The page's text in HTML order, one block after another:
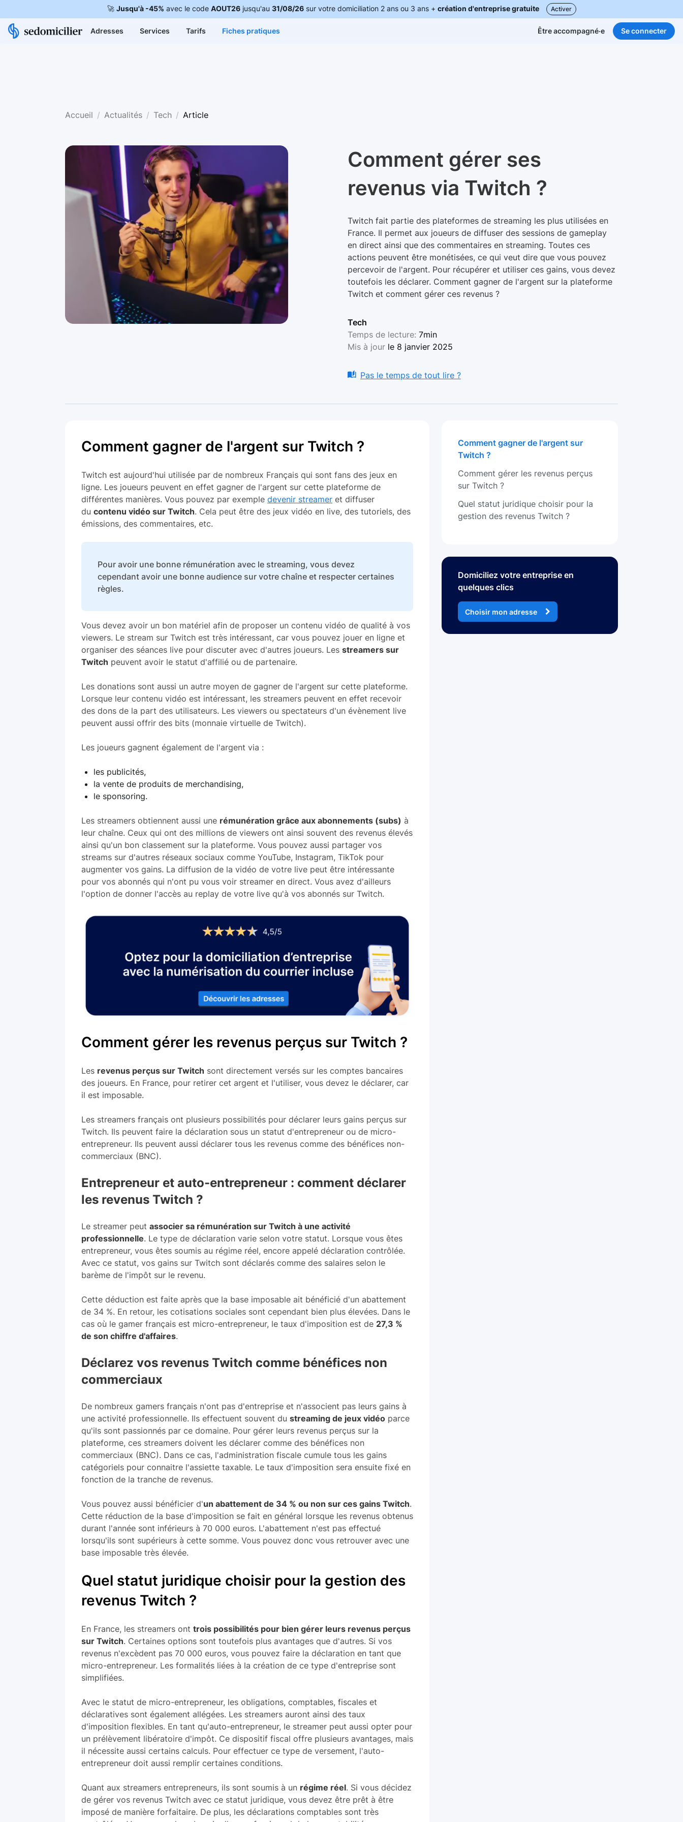
🚀 Jusqu'à -45% avec le code AOUT26jusqu'au 31/08/26sur votre domiciliation 2 ans ou 3 ans + création d'entreprise gratuite Activer
Adresses Services Tarifs Fiches pratiques Être accompagné·e Se connecter
Accueil Actualités Tech Article
Comment gérer ses
revenus via Twitch ?
Twitch fait partie des plateformes de streaming les plus utilisées en
France. Il permet aux joueurs de diffuser des sessions de gameplay
en direct ainsi que des commentaires en streaming. Toutes ces
actions peuvent être monétisées, ce qui veut dire que vous pouvez
percevoir de l'argent. Pour récupérer et utiliser ces gains, vous devez
toutefois les déclarer. Comment gagner de l'argent sur la plateforme
Twitch et comment gérer ces revenus ?
Tech
Temps de lecture: 7min
Mis à jour le 8 janvier 2025
Pas le temps de tout lire ?
Comment gagner de l'argent sur Twitch ?
Twitch est aujourd'hui utilisée par de nombreux Français qui sont fans des jeux en
ligne. Les joueurs peuvent en effet gagner de l'argent sur cette plateforme de
différentes manières. Vous pouvez par exemple devenir streamer et diffuser
du contenu vidéo sur Twitch. Cela peut être des jeux vidéo en live, des tutoriels, des
émissions, des commentaires, etc.
Pour avoir une bonne rémunération avec le streaming, vous devez
cependant avoir une bonne audience sur votre chaîne et respecter certaines
règles.
Vous devez avoir un bon matériel afin de proposer un contenu vidéo de qualité à vos
viewers. Le stream sur Twitch est très intéressant, car vous pouvez jouer en ligne et
organiser des séances live pour discuter avec d'autres joueurs. Les streamers sur
Twitch peuvent avoir le statut d'affilié ou de partenaire.
Les donations sont aussi un autre moyen de gagner de l'argent sur cette plateforme.
Lorsque leur contenu vidéo est intéressant, les streamers peuvent en effet recevoir
des dons de la part des utilisateurs. Les viewers ou spectateurs d'un évènement live
peuvent aussi offrir des bits (monnaie virtuelle de Twitch).
Les joueurs gagnent également de l'argent via :
les publicités,
la vente de produits de merchandising,
le sponsoring.
Les streamers obtiennent aussi une rémunération grâce aux abonnements (subs) à
leur chaîne. Ceux qui ont des millions de viewers ont ainsi souvent des revenus élevés
ainsi qu'un bon classement sur la plateforme. Vous pouvez aussi partager vos
streams sur d'autres réseaux sociaux comme YouTube, Instagram, TikTok pour
augmenter vos gains. La diffusion de la vidéo de votre live peut être intéressante
pour vos abonnés qui n'ont pu vous voir streamer en direct. Vous avez d'ailleurs
l'option de donner l'accès au replay de votre live qu'à vos abonnés sur Twitch.
Comment gérer les revenus perçus sur Twitch ?
Les revenus perçus sur Twitch sont directement versés sur les comptes bancaires
des joueurs. En France, pour retirer cet argent et l'utiliser, vous devez le déclarer, car
il est imposable.
Les streamers français ont plusieurs possibilités pour déclarer leurs gains perçus sur
Twitch. Ils peuvent faire la déclaration sous un statut d'entrepreneur ou de micro-
entrepreneur. Ils peuvent aussi déclarer tous les revenus comme des bénéfices non-
commerciaux (BNC).
Entrepreneur et auto-entrepreneur : comment déclarer
les revenus Twitch ?
Le streamer peut associer sa rémunération sur Twitch à une activité
professionnelle. Le type de déclaration varie selon votre statut. Lorsque vous êtes
entrepreneur, vous êtes soumis au régime réel, encore appelé déclaration contrôlée.
Avec ce statut, vos gains sur Twitch sont déclarés comme des salaires selon le
barème de l'impôt sur le revenu.
Cette déduction est faite après que la base imposable ait bénéficié d'un abattement
de 34 %. En retour, les cotisations sociales sont cependant bien plus élevées. Dans le
cas où le gamer français est micro-entrepreneur, le taux d'imposition est de 27,3 %
de son chiffre d'affaires.
Déclarez vos revenus Twitch comme bénéfices non
commerciaux
De nombreux gamers français n'ont pas d'entreprise et n'associent pas leurs gains à
une activité professionnelle. Ils effectuent souvent du streaming de jeux vidéo parce
qu'ils sont passionnés par ce domaine. Pour gérer leurs revenus perçus sur la
plateforme, ces streamers doivent les déclarer comme des bénéfices non
commerciaux (BNC). Dans ce cas, l'administration fiscale cumule tous les gains
catégoriels pour connaitre l'assiette taxable. Le taux d'imposition sera ensuite fixé en
fonction de la tranche de revenus.
Vous pouvez aussi bénéficier d'un abattement de 34 % ou non sur ces gains Twitch.
Cette réduction de la base d'imposition se fait en général lorsque les revenus obtenus
durant l'année sont inférieurs à 70 000 euros. L'abattement n'est pas effectué
lorsqu'ils sont supérieurs à cette somme. Vous pouvez donc vous retrouver avec une
base imposable très élevée.
Quel statut juridique choisir pour la gestion des
revenus Twitch ?
En France, les streamers ont trois possibilités pour bien gérer leurs revenus perçus
sur Twitch. Certaines options sont toutefois plus avantages que d'autres. Si vos
revenus n'excèdent pas 70 000 euros, vous pouvez faire la déclaration en tant que
micro-entrepreneur. Les formalités liées à la création de ce type d'entreprise sont
simplifiées.
Avec le statut de micro-entrepreneur, les obligations, comptables, fiscales et
déclaratives sont également allégées. Les streamers auront ainsi des taux
d'imposition flexibles. En tant qu'auto-entrepreneur, le streamer peut aussi opter pour
un prélèvement libératoire d'impôt. Ce dispositif fiscal offre plusieurs avantages, mais
il nécessite aussi certains calculs. Pour effectuer ce type de versement, l'auto-
entrepreneur doit aussi remplir certaines conditions.
Quant aux streamers entrepreneurs, ils sont soumis à un régime réel. Si vous décidez
de gérer vos revenus Twitch avec ce statut juridique, vous devez être prêt à être
imposé de manière forfaitaire. De plus, les déclarations comptables sont très
Comment gagner de l'argent sur
Twitch ?
Comment gérer les revenus perçus
sur Twitch ?
Quel statut juridique choisir pour la
gestion des revenus Twitch ?
Domiciliez votre entreprise en
quelques clics
Choisir mon adresse